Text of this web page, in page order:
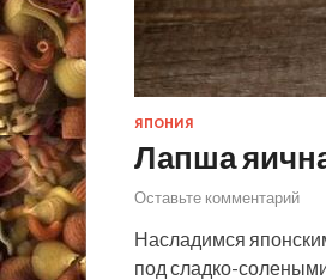
ЯПОНИЯ
Лапша
Оставьте комментарий
Насладимся
под сладко-